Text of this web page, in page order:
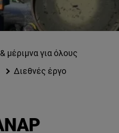
μέριμνα για όλους
Διεθνές έργο